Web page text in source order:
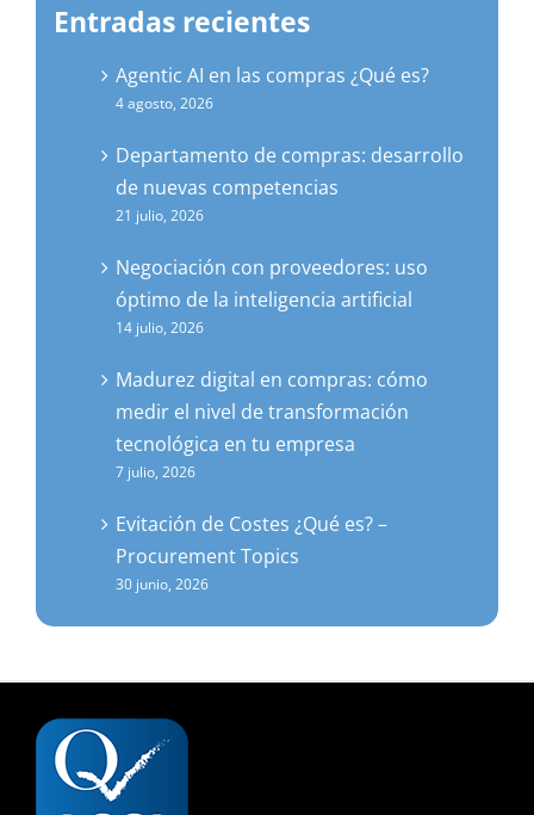
Entradas recientes
Agentic AI en las compras ¿Qué es?
4 agosto, 2026
Departamento de compras: desarrollo
de nuevas competencias
21 julio, 2026
Negociación con proveedores: uso
óptimo de la inteligencia artificial
14 julio, 2026
Madurez digital en compras: cómo
medir el nivel de transformación
tecnológica en tu empresa
7 julio, 2026
Evitación de Costes ¿Qué es? –
Procurement Topics
30 junio, 2026